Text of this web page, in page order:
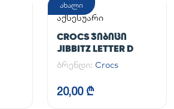
ახალი
აქსესუარი
CROCS ᲯᲘᲑᲘᲪᲘ
JIBBITZ LETTER D
ბრენდი: Crocs
20,00 ₾